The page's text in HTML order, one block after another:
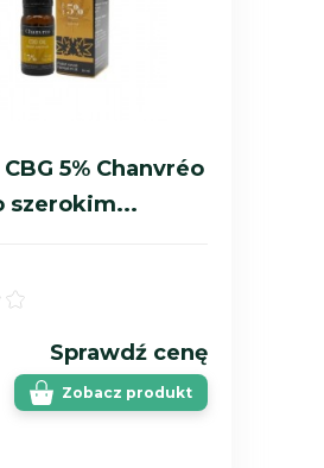
5% Chanvréo
szerokim...
Sprawdź cenę
Zobacz produkt